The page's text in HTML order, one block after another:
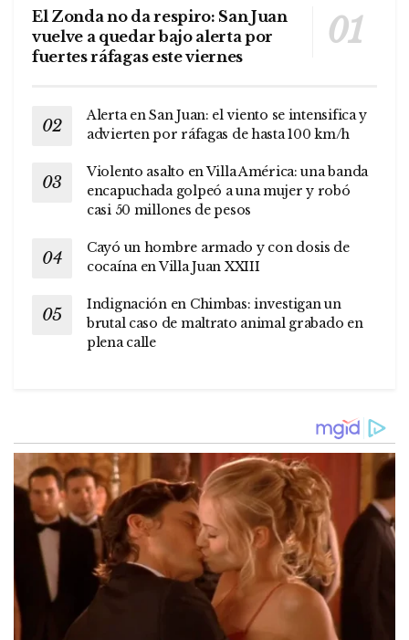
El Zonda no da respiro: San Juan
vuelve a quedar bajo alerta por
fuertes ráfagas este viernes
Alerta en San Juan: el viento se intensifica y
advierten por ráfagas de hasta 100 km/h
Violento asalto en Villa América: una banda
encapuchada golpeó a una mujer y robó
casi 50 millones de pesos
Cayó un hombre armado y con dosis de
cocaína en Villa Juan XXIII
Indignación en Chimbas: investigan un
brutal caso de maltrato animal grabado en
plena calle